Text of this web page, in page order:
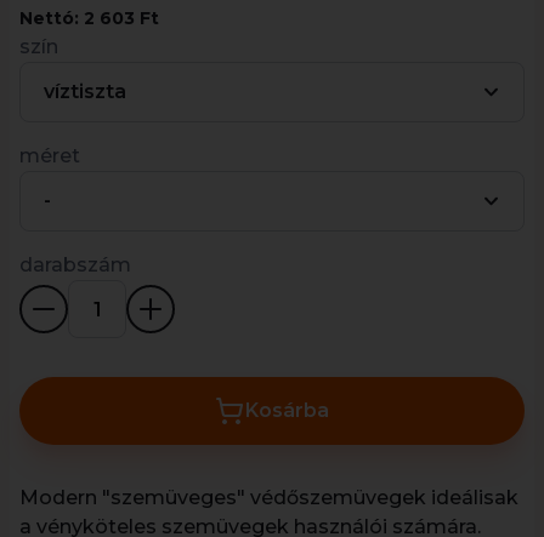
Nettó: 2 603 Ft
szín
víztiszta
méret
-
darabszám
Kosárba
Modern "szemüveges" védőszemüvegek ideálisak
a vényköteles szemüvegek használói számára.